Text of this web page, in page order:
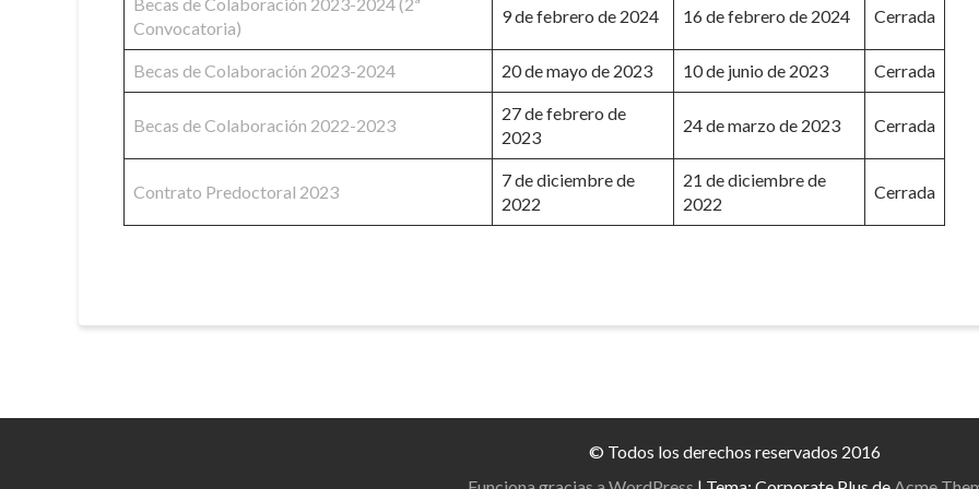
Convocatoria)
9 de febrero de 2024 16 de febrero de 2024 Cerrada
Becas de Colaboración 2023-2024 20 de mayo de 2023 10 de junio de 2023 Cerrada
Becas de Colaboración 2022-2023
27 de febrero de
2023
24 de marzo de 2023 Cerrada
Contrato Predoctoral 2023
7 de diciembre de
2022
21 de diciembre de
2022
Cerrada
© Todos los derechos reservados 2016